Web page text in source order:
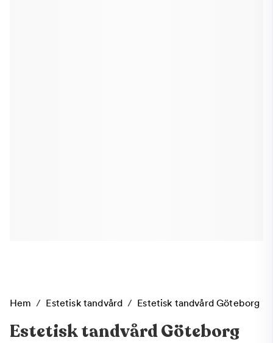
Hem / Estetisk tandvård / Estetisk tandvård Göteborg
Estetisk tandvård Göteborg